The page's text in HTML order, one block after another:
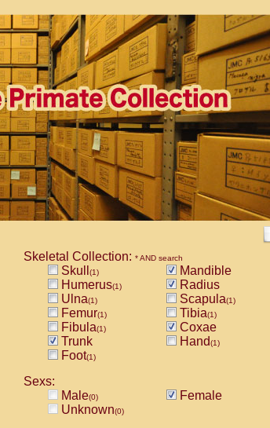
Skeletal Collection: * AND search
Skull (1)
Mandible
Humerus(1)
Radius
Ulna(1) Scapula(1)
Femur(1) Tibia(1)
Fibula(1)
Coxae
Trunk
Hand(1)
Foot(1)
Sexs:
Male(0)
Female
Unknown(0)